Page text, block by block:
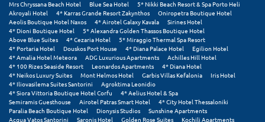
Χ
Χαλκίδα
Χαλκιδική
Χανιά
Χερσόνησος
Mrs Chryssana Beach Hotel
Blue Sea Hotel
5* Nikki Beach Resort & Spa Porto Heli
Akroyali Hotel
4* Karras Grande Resort Zakynthos
Oniropetra Boutique Hotel
Aeolis Boutique Hotel Naxos
4* Airotel Galaxy Kavala
Sirines Hotel
4* Dioni Boutique Hotel
5* Alexandra Golden Thassos Boutique Hotel
Above Blue Suites
4* Cezaria Hotel
5* Miraggio Thermal Spa Resort
4* Portaria Hotel
Douskos Port House 4* Diana Palace Hotel
Egilion Hotel
4* Amalia Hotel Meteora
ADG Luxurious Apartments
Achilles Hill Hotel
4* 100 Rizes Seaside Resort
Leonardos Apartments
4* Diana Hotel
4* Neikos Luxury Suites
Mont Helmos Hotel Garbis Villas Kefalonia
Iris Hotel
4* Iliovasilema Suites Santorini
Agroktima Leonidio
4* Siora Vittoria Boutique Hotel Corfu
4* Aelius Hotel & Spa
Semiramis Guesthouse
Airotel Patras Smart Hotel
4* City Hotel Thessaloniki
Paralia Beach Boutique Hotel
Dionysis Studios
Sunshine Apartments
Acqua Vatos Santorini
Saronis Hotel Golden Rose Suites
Kochili Apartments